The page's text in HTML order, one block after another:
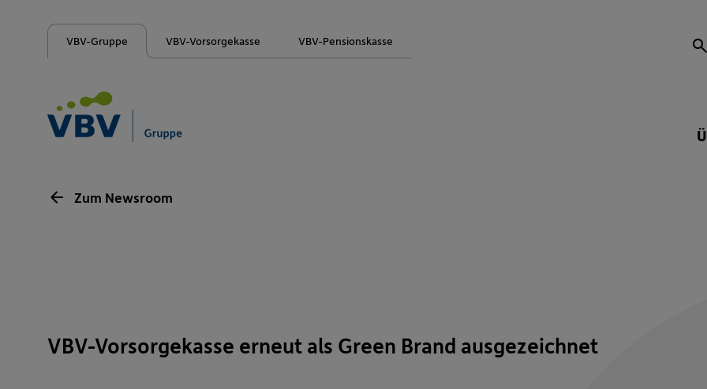
VBV-Gruppe VBV-Vorsorgekasse VBV-Pensionskasse
Zum Newsroom
VBV-Vorsorgekasse erneut als Green Brand ausgezeichnet